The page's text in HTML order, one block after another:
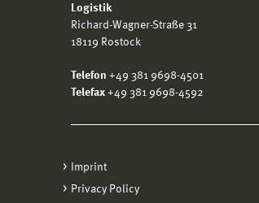
Logistik
Richard-Wagner-Straße 31
18119 Rostock
Telefon +49 381 9698-4501
Telefax +49 381 9698-4592
Imprint
Privacy Policy